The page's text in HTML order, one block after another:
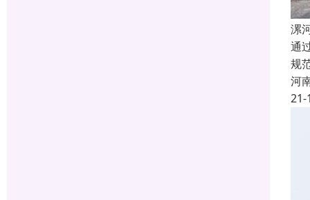
漯
通
规
河
21-